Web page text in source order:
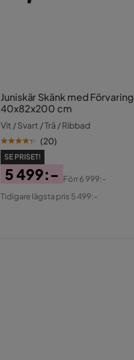
Juniskär Skänk med Förvaring
40x82x200 cm
Vit / Svart / Trä / Ribbad
(20)
SE PRISET!
Pris
5 499:-
Original
Förr6 999:-
Tidigare lägsta pris 5 499:-